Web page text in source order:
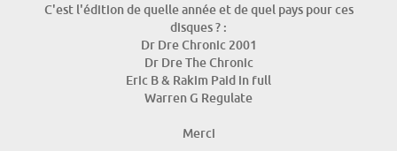
C'est l'édition de quelle année et de quel pays pour ces
disques ? :
Dr Dre Chronic 2001
Dr Dre The Chronic
Eric B & Rakim Paid in full
Warren G Regulate
Merci